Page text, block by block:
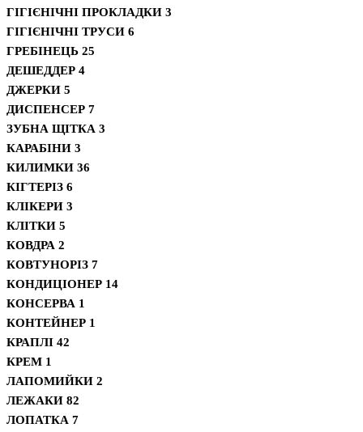
ГІГІЄНІЧНІ ПРОКЛАДКИ 3
ГІГІЄНІЧНІ ТРУСИ 6
ГРЕБІНЕЦЬ 25
ДЕШЕДДЕР 4
ДЖЕРКИ 5
ДИСПЕНСЕР 7
ЗУБНА ЩІТКА 3
КАРАБІНИ 3
КИЛИМКИ 36
КІГТЕРІЗ 6
КЛІКЕРИ 3
КЛІТКИ 5
КОВДРА 2
КОВТУНОРІЗ 7
КОНДИЦІОНЕР 14
КОНСЕРВА 1
КОНТЕЙНЕР 1
КРАПЛІ 42
КРЕМ 1
ЛАПОМИЙКИ 2
ЛЕЖАКИ 82
ЛОПАТКА 7